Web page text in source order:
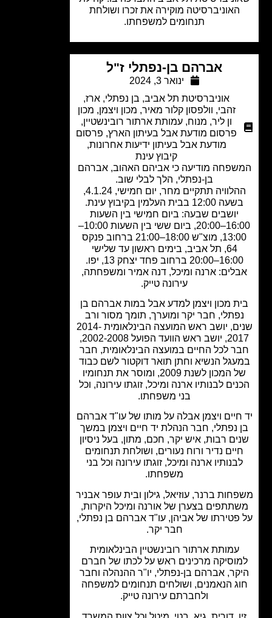
האוניברסיטה מוקירה את זכרו ושולחת
תנחומים למשפחתו.
אברהם בן-נפתלי ז"ל
ינואר 3, 2024
אוניברסיטת תל אביב,בן נפתלי, ארז,
וולפסון קלור מאיר,מכון ויצמן,מכון
ון ליר
מנוח,עמותת ארתור רובינשטיין,
פרסום מודעת אבל בעיתון הארץ,פרסום
מודעת אבל בעיתון ידיעות אחרונות,
קיבוץ עינת
מודיעה כי אביהם האהוב, אברהם
בן-נפתלי, הלך לבלי שוב.
ההלוויה תתקיים מחר, יום חמישי, 4.1.24,
יושבים שבעה: ביום חמישי בין השעות
16:00–20:00, ביום ששי בין השעות 10:00–
13:00, מוצ"ש 18:00–21:00 ברחוב פנקס
64, תל אביב, בימים ראשון עד שלישי
ארנה ומיכל, דנה אמיר ומשפחתה,
עירונה טייק.
מכון ויצמן למדע אבל במות אברהם בן
חבר יקר ומוערך, תומך מסור ורב
שנים, יושב ראש המועצה הבינלאומית 2014-
2017, יושב ראש הוועד הפועל 2002-2008,
לכל החיים במועצה הבינלאומית, חבר
הנשיא וחתן תואר דוקטור לשם כבוד
של המכון לשנת 2009, ומוסר את תנחומיו
לבנותיו ארנה ומיכל, זוגתו עירונה, וכל
בני משפחתו.
ויצמן אבלה על מותו של עו"ד אברהם
נפתלי, חבר הנהלת יד חיים ויצמן במשך
רבות, איש יקר, חכם, מתון, בעל ניסיון
נדיר ורוח נעורים, ושולחת תנחומים
ארנה ומיכל, זוגתו עירונה וכל בני
משפחתו.
ברנר, עוזיאל, גילון ובית עופר אבניר
בצערן של אורנה ומיכל היקרות,
של אביהן, עו"ד אברהם בן נפתלי,
חבר יקר.
עמותת ארתור רובינשטיין הבינלאומית
מרכינים ראש על לכתו של חברם
אברהם בן-נפתלי, יו"ר ההנהלה וחבר
הנאמנים, ושולחים תנחומים למשפחה
ולחברתם עירונה טייק.